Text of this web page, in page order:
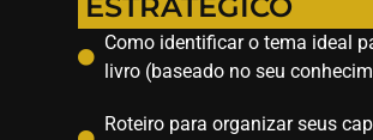
Como identificar o tema ideal
livro (baseado no seu
Roteiro para organizar seus